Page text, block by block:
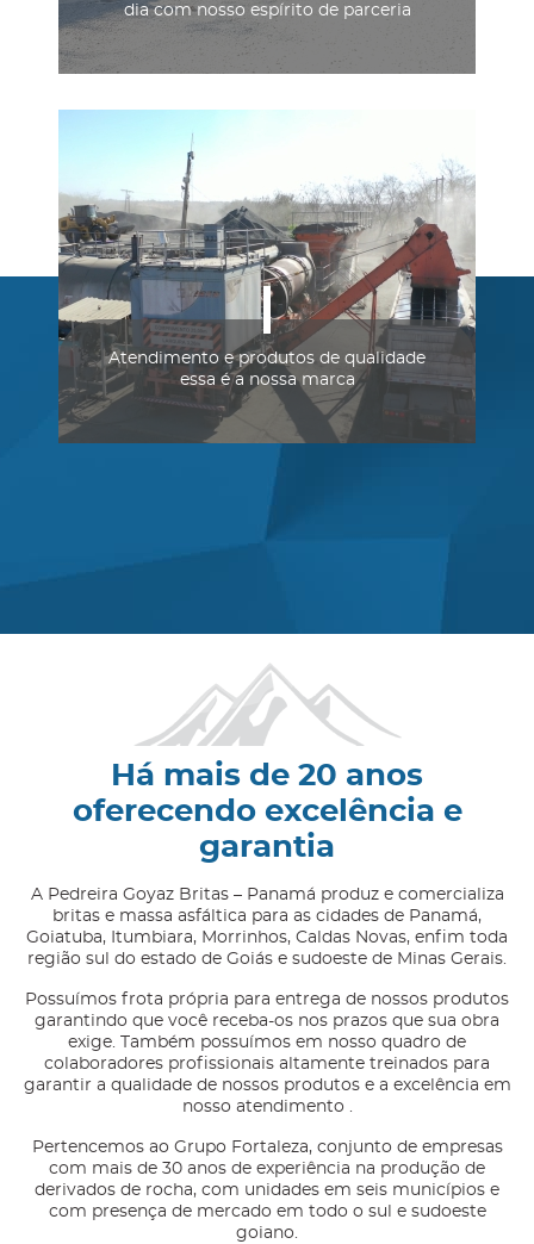
dia com nosso espírito de parceria
Atendimento e produtos de qualidade
essa é a nossa marca
Há mais de 20 anos
oferecendo excelência e
garantia
A Pedreira Goyaz Britas – Panamá produz e comercializa
britas e massa asfáltica para as cidades de Panamá,
Goiatuba, Itumbiara, Morrinhos, Caldas Novas, enfim toda
região sul do estado de Goiás e sudoeste de Minas Gerais.
Possuímos frota própria para entrega de nossos produtos
garantindo que você receba-os nos prazos que sua obra
exige. Também possuímos em nosso quadro de
colaboradores profissionais altamente treinados para
garantir a qualidade de nossos produtos e a excelência em
nosso atendimento .
Pertencemos ao Grupo Fortaleza, conjunto de empresas
com mais de 30 anos de experiência na produção de
derivados de rocha, com unidades em seis municípios e
com presença de mercado em todo o sul e sudoeste
goiano.